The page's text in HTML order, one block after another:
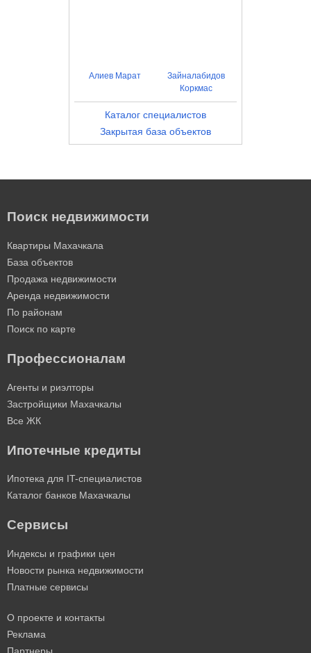
Алиев Марат
Зайналабидов
Коркмас
Каталог специалистов
Закрытая база объектов
Поиск недвижимости
Квартиры Махачкала
База объектов
Продажа недвижимости
Аренда недвижимости
По районам
Поиск по карте
Профессионалам
Агенты и риэлторы
Застройщики Махачкалы
Все ЖК
Ипотечные кредиты
Ипотека для IT-специалистов
Каталог банков Махачкалы
Сервисы
Индексы и графики цен
Новости рынка недвижимости
Платные сервисы
О проекте и контакты
Реклама